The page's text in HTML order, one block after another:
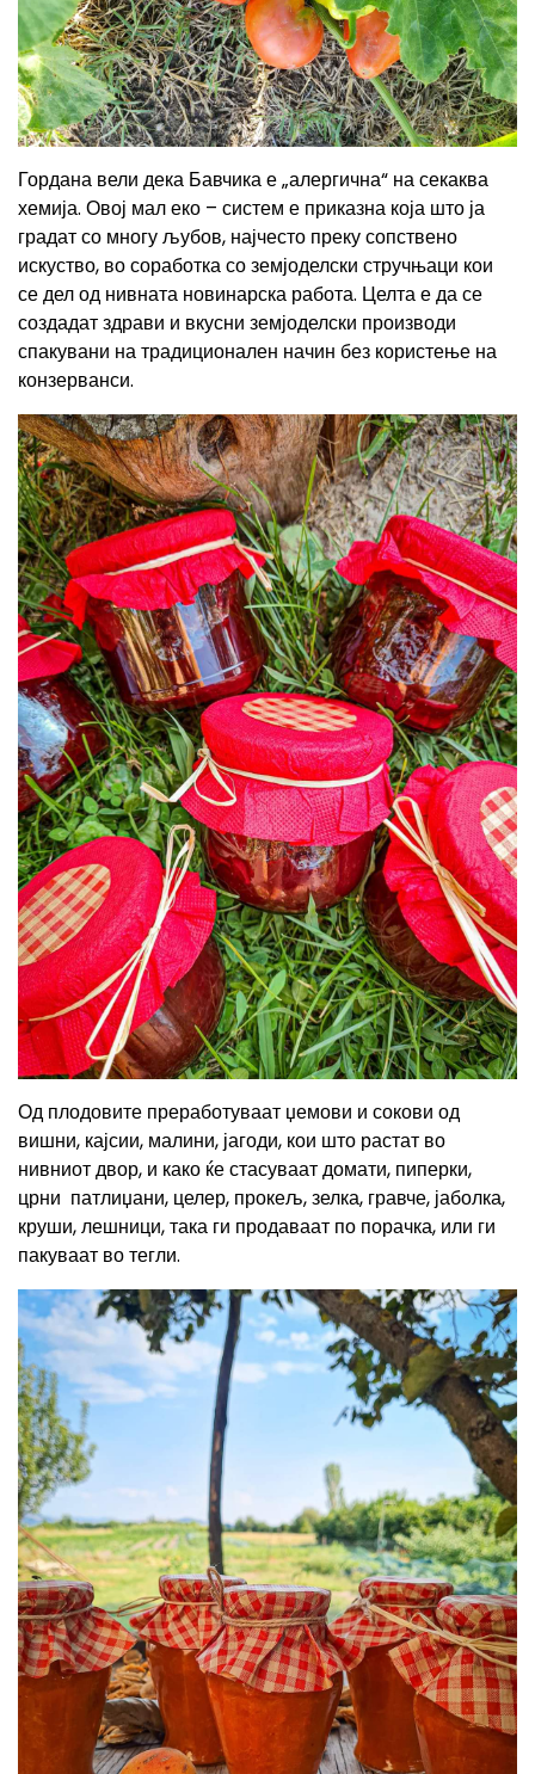
Гордана вели дека Бавчика е „алергична“ на секаква
хемија. Овој мал еко – систем е приказна која што ја
градат со многу љубов, најчесто преку сопствено
искуство, во соработка со земјоделски стручњаци кои
се дел од нивната новинарска работа. Целта е да се
создадат здрави и вкусни земјоделски производи
спакувани на традиционален начин без користење на
конзерванси.
Од плодовите преработуваат џемови и сокови од
вишни, кајсии, малини, јагоди, кои што растат во
нивниот двор, и како ќе стасуваат домати, пиперки,
црни патлиџани, целер, прокељ, зелка, гравче, јаболка,
круши, лешници, така ги продаваат по порачка, или ги
пакуваат во тегли.